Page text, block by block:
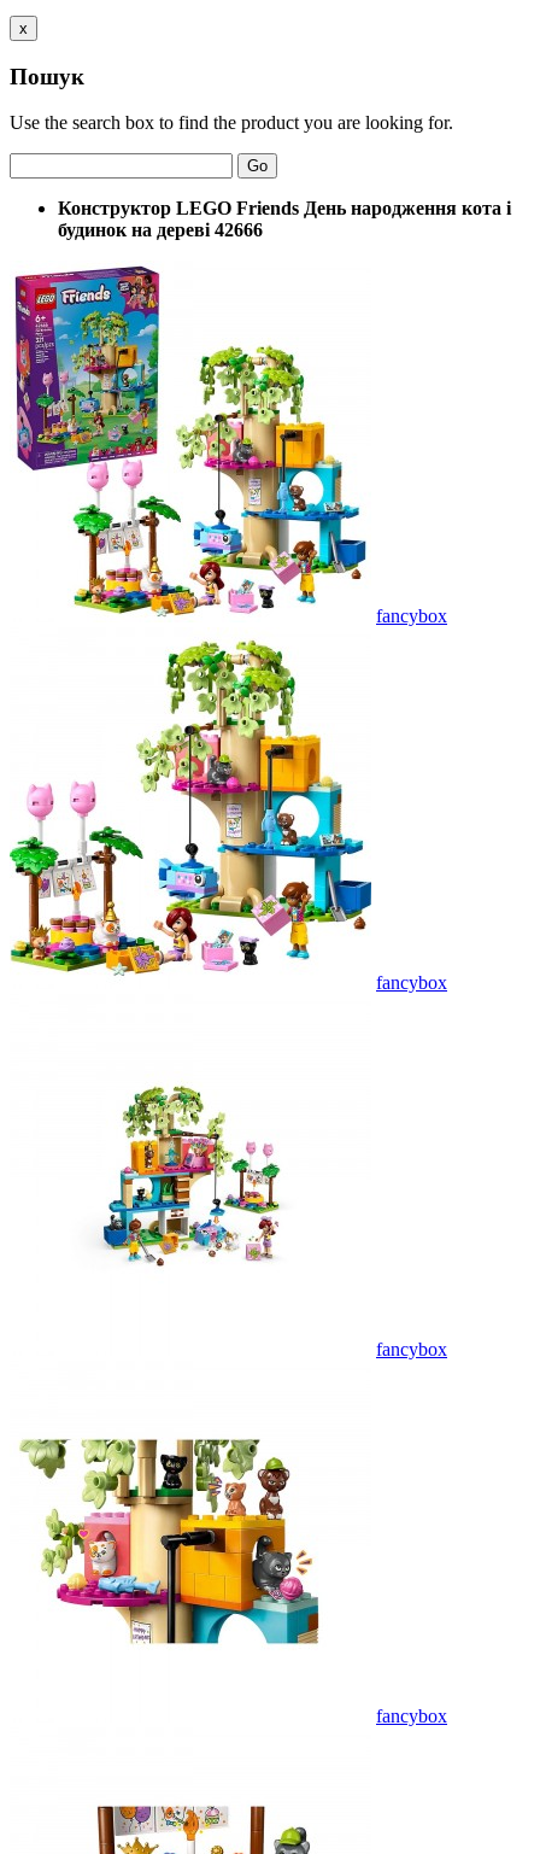
x
Пошук
Use the search box to find the product you are looking for.
Go
Конструктор LEGO Friends День народження кота і
будинок на дереві 42666
fancybox
fancybox
fancybox
fancybox